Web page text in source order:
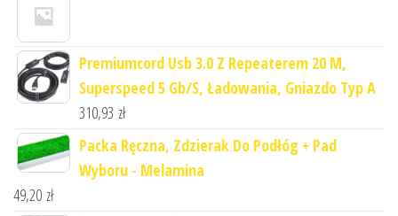
Premiumcord Usb 3.0 Z Repeaterem 20 M,
Superspeed 5 Gb/S, Ładowania, Gniazdo Typ A
310,93 zł
Packa Ręczna, Zdzierak Do Podłóg + Pad
Wyboru - Melamina
49,20 zł